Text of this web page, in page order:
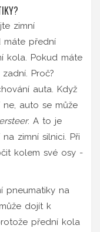
zimní
máte přední
kola. Pokud máte
Proč?
auta. Když
auto se může
. A to je
zimní silnici. Při
kolem své osy -
pneumatiky na
dojít k
přední kola